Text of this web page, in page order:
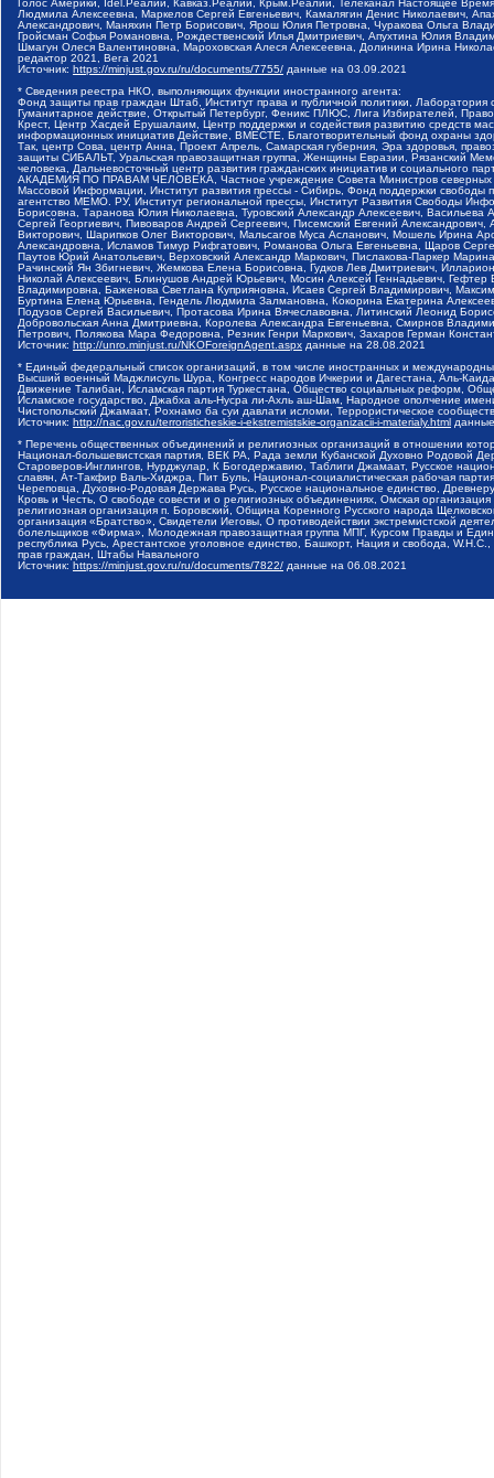
Голос Америки, Idel.Реалии, Кавказ.Реалии, Крым.Реалии, Телеканал Настоящее
Людмила Алексеевна, Маркелов Сергей Евгеньевич, Камалягин Денис Николаевич,
Александрович, Маняхин Петр Борисович, Ярош Юлия Петровна, Чуракова Ольга
Гройсман Софья Романовна, Рождественский Илья Дмитриевич, Апухтина Юлия
Шмагун Олеся Валентиновна, Мароховская Алеся Алексеевна, Долинина Ирина
редактор 2021, Вега 2021
Источник: https://minjust.gov.ru/ru/documents/7755/ данные на 03.09.2021
* Сведения реестра НКО, выполняющих функции иностранного агента:
Фонд защиты прав граждан Штаб, Институт права и публичной политики,
Гуманитарное действие, Открытый Петербург, Феникс ПЛЮС, Лига Избирателей,
Крест, Центр Хасдей Ерушалаим, Центр поддержки и содействия развитию средств
информационных инициатив Действие, ВМЕСТЕ, Благотворительный фонд охраны
Так, центр Сова, центр Анна, Проект Апрель, Самарская губерния, Эра здоровья,
защиты СИБАЛЬТ, Уральская правозащитная группа, Женщины Евразии, Рязанский
человека, Дальневосточный центр развития гражданских инициатив и социального
АКАДЕМИЯ ПО ПРАВАМ ЧЕЛОВЕКА, Частное учреждение Совета Министров северных
Массовой Информации, Институт развития прессы - Сибирь, Фонд поддержки
агентство МЕМО. РУ, Институт региональной прессы, Институт Развития Свободы
Борисовна, Таранова Юлия Николаевна, Туровский Александр Алексеевич,
Сергей Георгиевич, Пивоваров Андрей Сергеевич, Писемский Евгений
Викторович, Шарипков Олег Викторович, Мальсагов Муса Асланович, Мошель Ирина
Александровна, Исламов Тимур Рифгатович, Романова Ольга Евгеньевна, Щаров
Паутов Юрий Анатольевич, Верховский Александр Маркович, Пислакова-Паркер
Рачинский Ян Збигневич, Жемкова Елена Борисовна, Гудков Лев Дмитриевич,
Николай Алексеевич, Блинушов Андрей Юрьевич, Мосин Алексей Геннадьевич,
Владимировна, Баженова Светлана Куприяновна, Исаев Сергей Владимирович,
Буртина Елена Юрьевна, Гендель Людмила Залмановна, Кокорина Екатерина
Подузов Сергей Васильевич, Протасова Ирина Вячеславовна, Литинский Леонид
Добровольская Анна Дмитриевна, Королева Александра Евгеньевна, Смирнов
Петрович, Полякова Мара Федоровна, Резник Генри Маркович, Захаров Герман
Источник: http://unro.minjust.ru/NKOForeignAgent.aspx данные на 28.08.2021
* Единый федеральный список организаций, в том числе иностранных и
Высший военный Маджлисуль Шура, Конгресс народов Ичкерии и Дагестана, Аль-
Движение Талибан, Исламская партия Туркестана, Общество социальных реформ,
Исламское государство, Джабха аль-Нусра ли-Ахль аш-Шам, Народное ополчение
Чистопольский Джамаат, Рохнамо ба суи давлати исломи, Террористическое
Источник: http://nac.gov.ru/terroristicheskie-i-ekstremistskie-organizacii-i-materialy.html
* Перечень общественных объединений и религиозных организаций в отношении
Национал-большевистская партия, ВЕК РА, Рада земли Кубанской Духовно Родовой
Староверов-Инглингов, Нурджулар, К Богодержавию, Таблиги Джамаат, Русское
славян, Ат-Такфир Валь-Хиджра, Пит Буль, Национал-социалистическая рабочая
Череповца, Духовно-Родовая Держава Русь, Русское национальное единство,
Кровь и Честь, О свободе совести и о религиозных объединениях, Омская
религиозная организация п. Боровский, Община Коренного Русского народа
организация «Братство», Свидетели Иеговы, О противодействии экстремистской
болельщиков «Фирма», Молодежная правозащитная группа МПГ, Курсом Правды и
республика Русь, Арестантское уголовное единство, Башкорт, Нация и свобода,
прав граждан, Штабы Навального
Источник: https://minjust.gov.ru/ru/documents/7822/ данные на 06.08.2021